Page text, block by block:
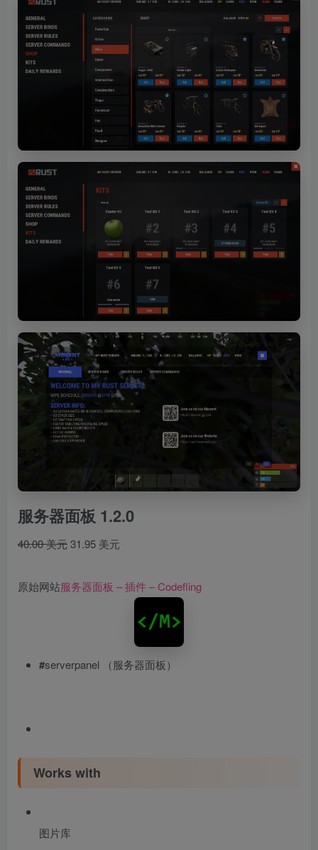
服务器面板 1.2.0
40.00 美元31.95 美元
原始网站服务器面板 – 插件 – Codefling
#serverpanel （服务器面板）
Works with
图片库